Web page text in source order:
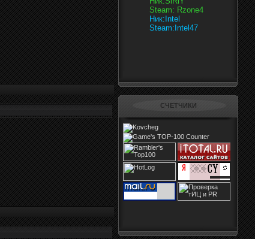
Steam: Rzone4
Ник:Intel
Steam:Intel47
СЧЕТЧИКИ